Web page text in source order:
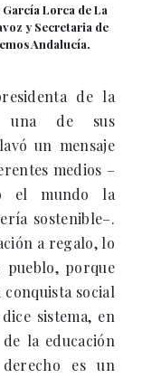
Lorca de La
y Secretaria de
Andalucía.
de la
una de sus
un mensaje
medios –
el mundo la
sostenible–.
a regalo, lo
pueblo, porque
social
sistema, en
la educación
es un